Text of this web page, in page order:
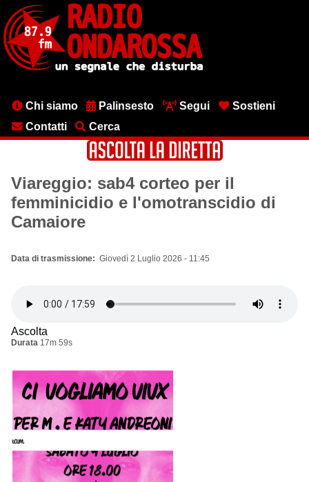
contenuto
principale
MenuChi siamo Palinsesto Segui
Sostieni
Contatti
Cerca
Viareggio: sab4 corteo per il
femminicidio e l'omotranscidio di
Camaiore
Data di trasmissione Giovedì 2 Luglio 2026 - 11:45
Ascolta
Durata 17m 59s